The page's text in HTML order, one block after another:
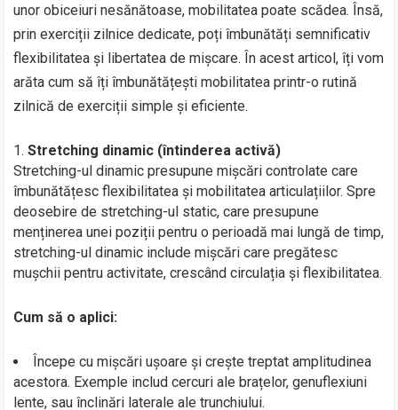
unor obiceiuri nesănătoase, mobilitatea poate scădea. Însă,
prin exerciții zilnice dedicate, poți îmbunătăți semnificativ
flexibilitatea și libertatea de mișcare. În acest articol, îți vom
arăta cum să îți îmbunătățești mobilitatea printr-o rutină
zilnică de exerciții simple și eficiente.
Stretching dinamic (întinderea activă)
Stretching-ul dinamic presupune mișcări controlate care
îmbunătățesc flexibilitatea și mobilitatea articulațiilor. Spre
deosebire de stretching-ul static, care presupune
menținerea unei poziții pentru o perioadă mai lungă de timp,
stretching-ul dinamic include mișcări care pregătesc
mușchii pentru activitate, crescând circulația și flexibilitatea.
Cum să o aplici:
Începe cu mișcări ușoare și crește treptat amplitudinea
acestora. Exemple includ cercuri ale brațelor, genuflexiuni
lente, sau înclinări laterale ale trunchiului.